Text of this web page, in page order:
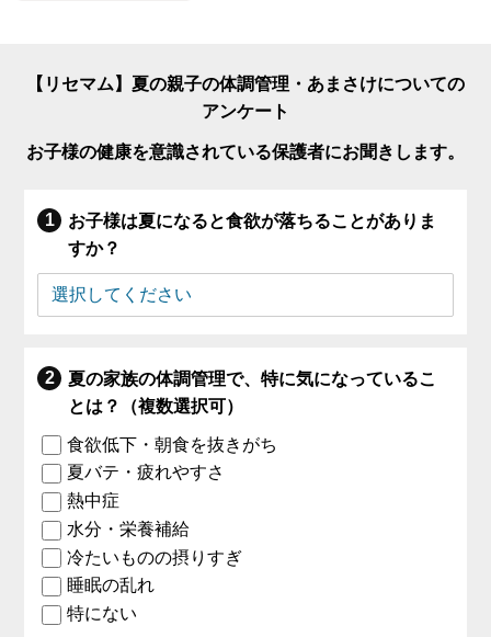
【リセマム】夏の親子の体調管理・あまさけについての
アンケート
お子様の健康を意識されている保護者にお聞きします。
お子様は夏になると食欲が落ちることがありま
すか？
夏の家族の体調管理で、特に気になっているこ
とは？（複数選択可）
食欲低下・朝食を抜きがち
夏バテ・疲れやすさ
熱中症
水分・栄養補給
冷たいものの摂りすぎ
睡眠の乱れ
特にない